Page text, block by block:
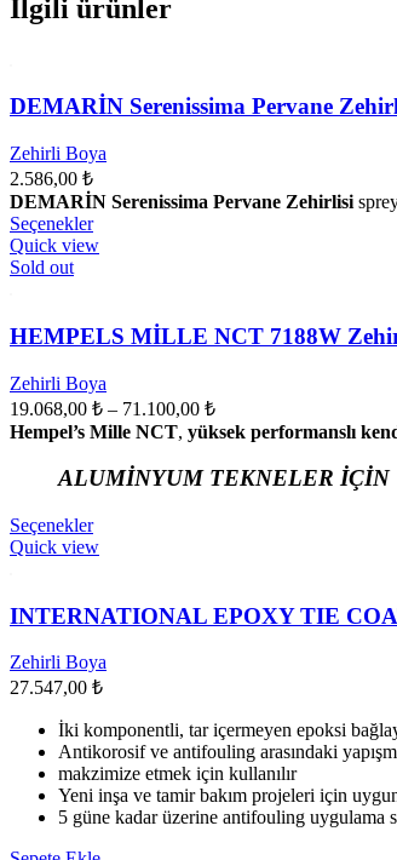
İlgili ürünler
DEMARİN Serenissima Pervane
Zehirli Boya
2.586,00 ₺
DEMARİN Serenissima Pervane Zehirlisi
SeçeneklerBu
ürünün
var.
Seçenekler
sayfasından
seçilebilir
Quick view
Sold out
HEMPELS MİLLE NCT 7188W
Zehirli Boya
19.068,00 ₺ – 71.100,00 ₺Fiyat
aralığı:
-
Hempel’s Mille NCT, yüksek performanslı
ALUMİNYUM TEKNELER İÇİN
SeçeneklerBu
ürünün
varyasyonu
var.
Seçenekler
ürün
sayfasından
Quick view
INTERNATIONAL EPOXY TIE
Zehirli Boya
27.547,00 ₺
İki komponentli, tar içermeyen epoksi
Antikorosif ve antifouling arasındaki
makzimize etmek için kullanılır
Yeni inşa ve tamir bakım projeleri için
5 güne kadar üzerine antifouling uygulama